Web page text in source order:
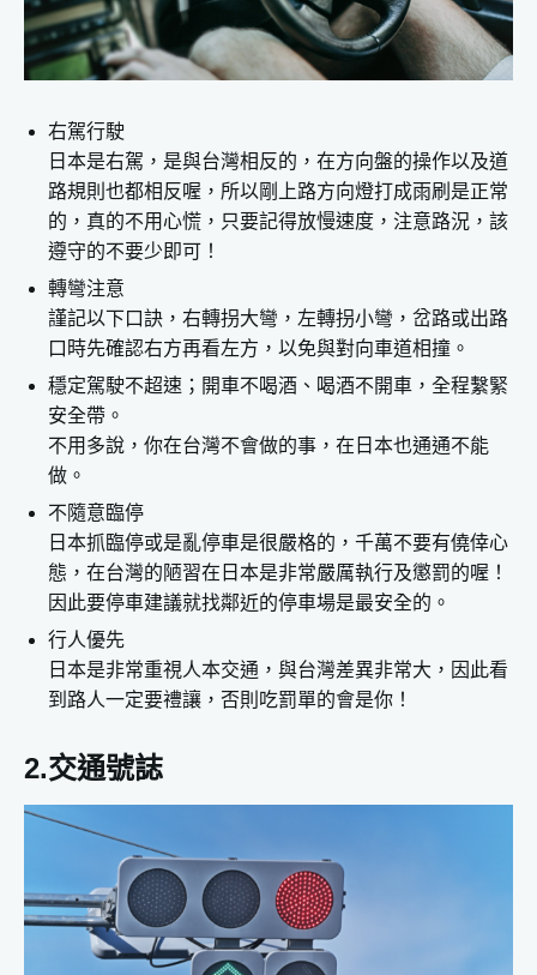
右駕行駛
日本是右駕，是與台灣相反的，在方向盤的操作以及道
路規則也都相反喔，所以剛上路方向燈打成雨刷是正常
的，真的不用心慌，只要記得放慢速度，注意路況，該
遵守的不要少即可！
轉彎注意
謹記以下口訣，右轉拐大彎，左轉拐小彎，岔路或出路
口時先確認右方再看左方，以免與對向車道相撞。
穩定駕駛不超速；開車不喝酒、喝酒不開車，全程繫緊
安全帶。
不用多說，你在台灣不會做的事，在日本也通通不能
做。
不隨意臨停
日本抓臨停或是亂停車是很嚴格的，千萬不要有僥倖心
態，在台灣的陋習在日本是非常嚴厲執行及懲罰的喔！
因此要停車建議就找鄰近的停車場是最安全的。
行人優先
日本是非常重視人本交通，與台灣差異非常大，因此看
到路人一定要禮讓，否則吃罰單的會是你！
2.交通號誌